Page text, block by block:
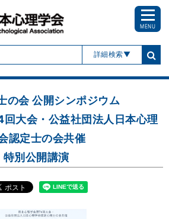
詳細検索
MENU
の会 公開シンポジウム
大会・公益社団法人日本心理
認定士の会共催
特別公開講演